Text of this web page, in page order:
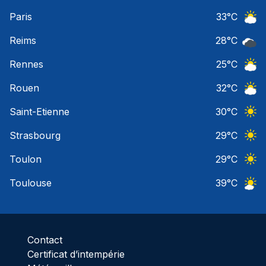
Paris
33°C
Reims
28°C
Rennes
25°C
Rouen
32°C
Saint-Etienne
30°C
Strasbourg
29°C
Toulon
29°C
Toulouse
39°C
Contact
Certificat d’intempérie